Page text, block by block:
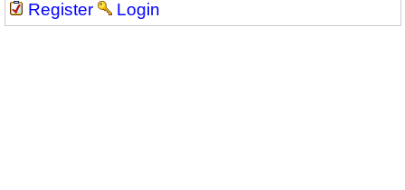
Register
Login